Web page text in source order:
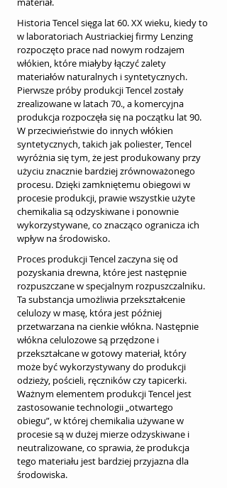
Historia Tencel sięga lat 60. XX wieku, kiedy to
w laboratoriach Austriackiej firmy Lenzing
rozpoczęto prace nad nowym rodzajem
włókien, które miałyby łączyć zalety
materiałów naturalnych i syntetycznych.
Pierwsze próby produkcji Tencel zostały
zrealizowane w latach 70., a komercyjna
produkcja rozpoczęła się na początku lat 90.
W przeciwieństwie do innych włókien
syntetycznych, takich jak poliester, Tencel
wyróżnia się tym, że jest produkowany przy
użyciu znacznie bardziej zrównoważonego
procesu. Dzięki zamkniętemu obiegowi w
procesie produkcji, prawie wszystkie użyte
chemikalia są odzyskiwane i ponownie
wykorzystywane, co znacząco ogranicza ich
wpływ na środowisko.
Proces produkcji Tencel zaczyna się od
pozyskania drewna, które jest następnie
rozpuszczane w specjalnym rozpuszczalniku.
Ta substancja umożliwia przekształcenie
celulozy w masę, która jest później
przetwarzana na cienkie włókna. Następnie
włókna celulozowe są przędzone i
przekształcane w gotowy materiał, który
może być wykorzystywany do produkcji
odzieży, pościeli, ręczników czy tapicerki.
Ważnym elementem produkcji Tencel jest
zastosowanie technologii „otwartego
obiegu”, w której chemikalia używane w
procesie są w dużej mierze odzyskiwane i
neutralizowane, co sprawia, że produkcja
tego materiału jest bardziej przyjazna dla
środowiska.